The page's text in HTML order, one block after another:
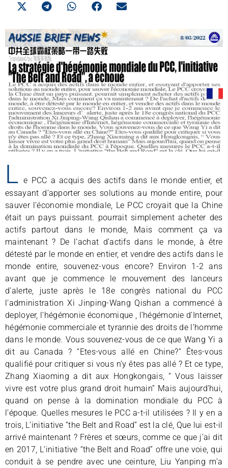
L e PCC a acquis des actifs dans le monde entier, et
essayant d’apporter ses solutions au monde entire, pour
sauver l’économie mondiale, Le PCC croyait que la Chine
était un pays puissant. pourrait simplement acheter des
actifs partout dans le monde, Mais comment ça va
maintenant ? De l’achat d’actifs dans le monde, à être
détesté par le monde en entier, et vendre des actifs dans le
monde entire, souvenez-vous encore? Environ 1-2 ans
avant que je commence le mouvement des lanceurs
d’alerte, juste après le 18e congrès national du PCC
l’administration Xi Jinping-Wang Qishan a commencé à
deployer, l’hégémonie économique , l’hégémonie d’Internet,
hégémonie commerciale et tyrannie des droits de l’homme
dans le monde. Vous souvenez-vous de ce que Wang Yi a
dit au Canada ? “Etes-vous allé en Chine?” Êtes-vous
qualifié pour critiquer si vous n’y êtes pas allé ? Et ce type,
Zhang Xiaoming a dit aux Hongkongais, “ Vous laisser
vivre est votre plus grand droit humain” Mais aujourd’hui,
quand on pense à la domination mondiale du PCC à
l’époque. Quelles mesures le PCC a-t-il utilisées ? Il y en a
trois, L’initiative “the Belt and Road” est la clé, Que lui est-il
arrivé maintenant ? Frères et sœurs, comme ce que j’ai dit
en 2017, L’initiative “the Belt and Road” offre une voie, qui
conduit à se pendre avec une ceinture, Liu Yanping m’a